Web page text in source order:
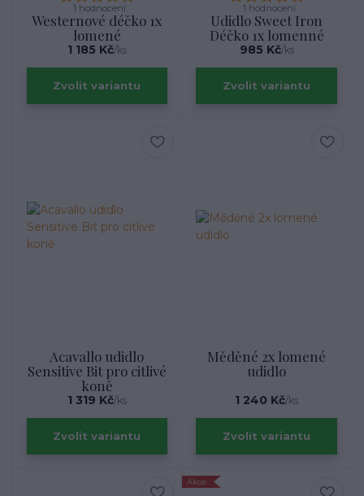
1 hodnocení
Westernové déčko 1x
lomené
1 185 Kč/ks
Zvolit variantu
1 hodnocení
Udidlo Sweet Iron
Déčko 1x lomenné
985 Kč/ks
Zvolit variantu
Acavallo udidlo
Sensitive Bit pro citlivé
koně
1 319 Kč/ks
Zvolit variantu
Měděné 2x lomené
udidlo
1 240 Kč/ks
Zvolit variantu
Akce